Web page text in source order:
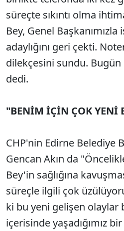
süreçte sıkıntı olma
Bey, Genel
adaylığını geri çekti.
dilekçesini sundu.
dedi.
"BENİM İÇİN ÇOK YENİ
CHP'nin Edirne Belediye
Gencan Akın da
Bey'in sağlığına
süreçle ilgili çok
ki bu yeni gelişen olaylar
içerisinde yaşadığımız